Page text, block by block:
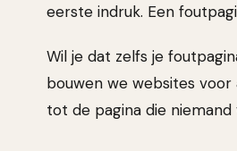
eerste indruk. Een
Wil je dat zelfs je
bouwen we websites
tot de pagina die